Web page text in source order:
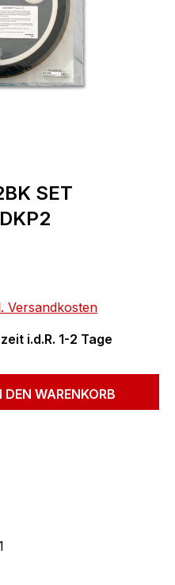
SET
Versandkosten
i.d.R. 1-2 Tage
den
DEN WARENKORB